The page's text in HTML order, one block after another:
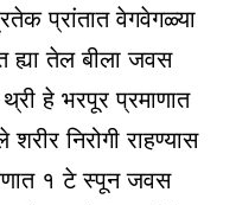
प्रांतात वेगवेगळ्या
ह्या तेल बीला जवस
हे भरपूर प्रमाणात
निरोगी राहण्यास
१ टे स्पून जवस